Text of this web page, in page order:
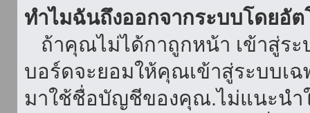
ทำไมฉันถึงออกจากระบบโดยอั
ถ้าคุณไม่ได้กาถูกหน้า เข้าสู่ร
บอร์ดจะยอมให้คุณเข้าสู่ระบบเ
มาใช้ชื่อบัญชีของคุณ.ไม่แนะนำ